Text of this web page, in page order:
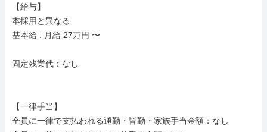
【給与】
本採用と異なる
基本給 : 月給 27万円 〜
固定残業代：なし
【一律手当】
全員に一律で支払われる通勤・皆勤・家族手当金額：なし